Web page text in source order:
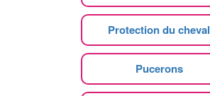
Protection du cheval
Pucerons